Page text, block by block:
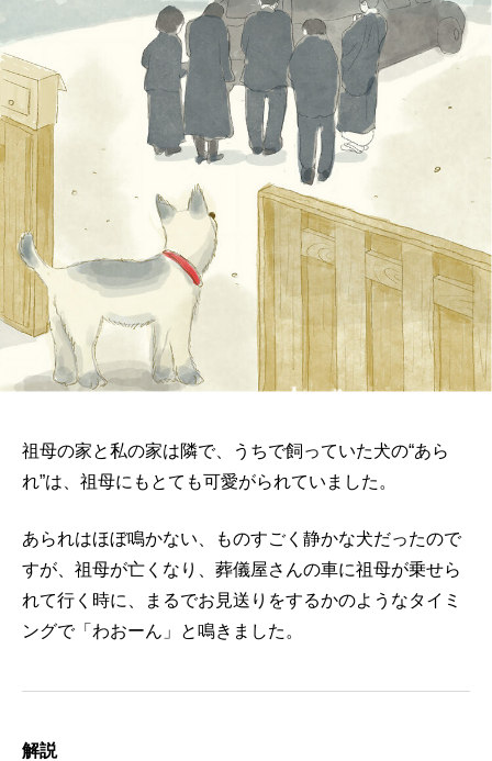
祖母の家と私の家は隣で、うちで飼っていた犬の“あら
れ”は、祖母にもとても可愛がられていました。
あられはほぼ鳴かない、ものすごく静かな犬だったので
すが、祖母が亡くなり、葬儀屋さんの車に祖母が乗せら
れて行く時に、まるでお見送りをするかのようなタイミ
ングで「わおーん」と鳴きました。
解説